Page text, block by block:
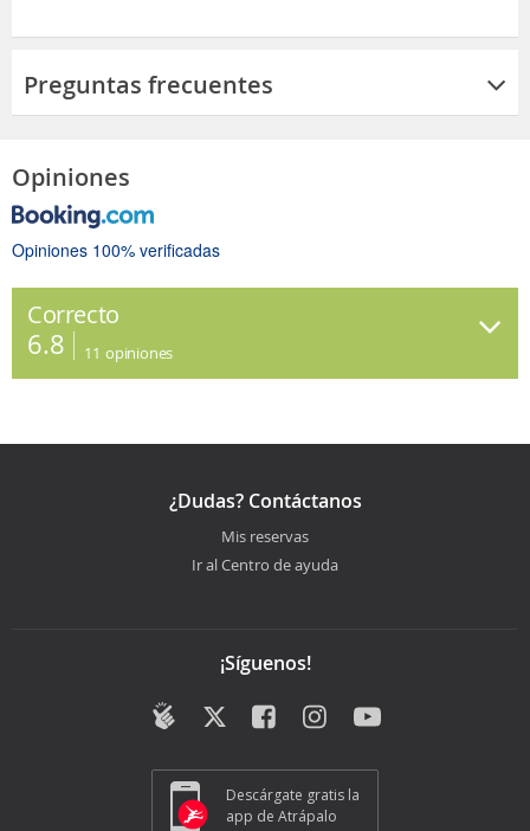
Preguntas frecuentes
Opiniones
Opiniones 100% verificadas
Correcto
6.8 11 opiniones
¿Dudas? Contáctanos
Mis reservas
Ir al Centro de ayuda
¡Síguenos!
Descárgate gratis la
app de Atrápalo